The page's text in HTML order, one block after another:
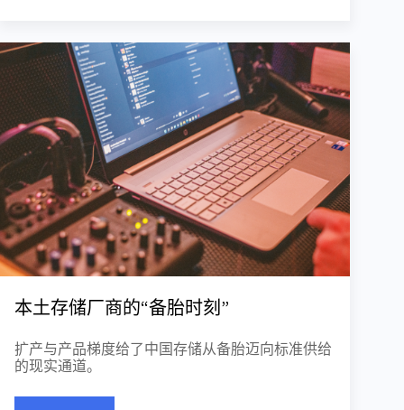
本土存储厂商的“备胎时刻”
扩产与产品梯度给了中国存储从备胎迈向标准供给
的现实通道。